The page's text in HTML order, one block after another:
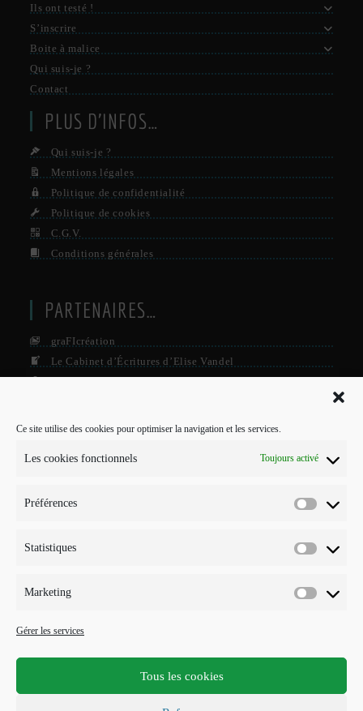
Ce site utilise des cookies pour optimiser la navigation et les services.
Les cookies fonctionnels Toujours activé
Préférences
Statistiques
Marketing
Gérer les services
Tous les cookies
Ils ont testé !
S’inscrire
Boite à malice
Qui suis-je ?
Contact
PLUS D’INFOS…
Qui suis-je ?
Mentions légales
Politique de confidentialité
Politique de cookies
C.G.V.
Conditions générales
PARTENAIRES…
graFIcréation
Le Cabinet d’Écritures d’Elise Vandel
La Firme
POUR ME CONTACTER…
Mobile :
E-mail :
LETTRE D’INFORMATION
mois !